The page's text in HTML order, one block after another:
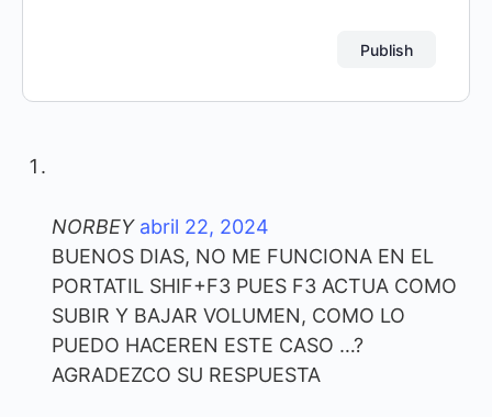
NORBEY abril 22, 2024
BUENOS DIAS, NO ME FUNCIONA EN EL
PORTATIL SHIF+F3 PUES F3 ACTUA COMO
SUBIR Y BAJAR VOLUMEN, COMO LO
PUEDO HACEREN ESTE CASO …?
AGRADEZCO SU RESPUESTA